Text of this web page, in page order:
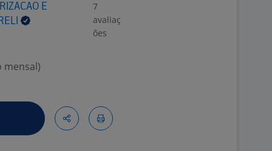
E
7
avaliaç
ões
mensal)